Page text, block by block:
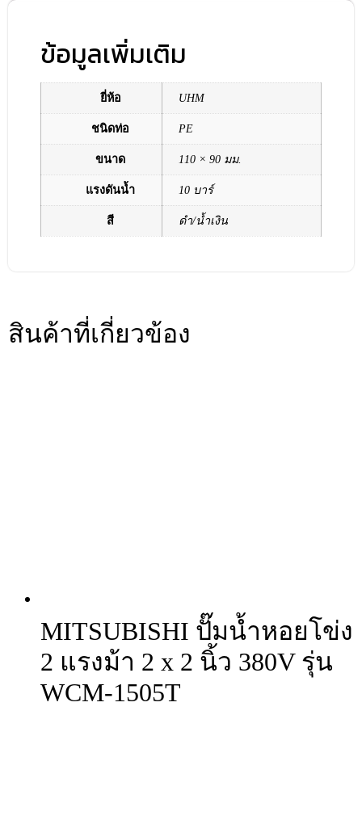
ข้อมูลเพิ่มเติม
ยี่ห้อ UHM
ชนิดท่อ PE
ขนาด 110 × 90 มม.
แรงดันน้ำ 10 บาร์
สี ดำ/น้ำเงิน
สินค้าที่เกี่ยวข้อง
MITSUBISHI ปั๊มน้ำหอยโข่ง
2 แรงม้า 2 x 2 นิ้ว 380V รุ่น
WCM-1505T